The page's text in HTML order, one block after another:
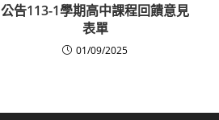
公告113-1學期高中課程回饋意見
表單
01/09/2025